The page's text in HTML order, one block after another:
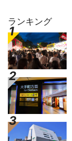
ランキング